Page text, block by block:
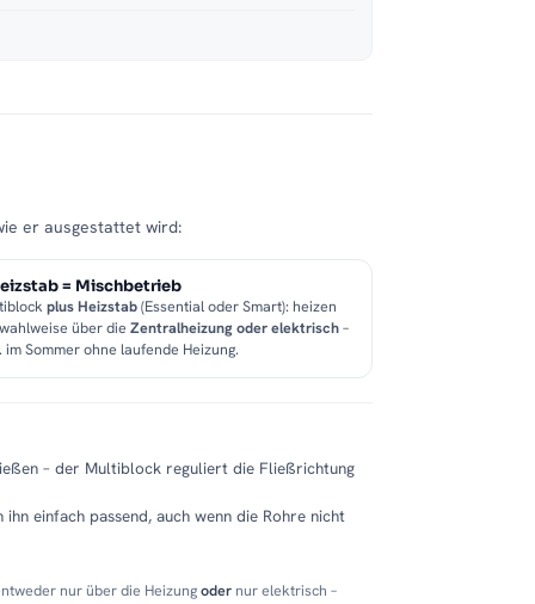
er ausgestattet wird:
= Mischbetrieb
plus Heizstab(Essential oder Smart): heizen
über die Zentralheizung oder elektrisch–
im Sommer ohne laufende Heizung.
– der Multiblock reguliert die Fließrichtung
einfach passend, auch wenn die Rohre nicht
nur über die Heizungoder nur elektrisch –